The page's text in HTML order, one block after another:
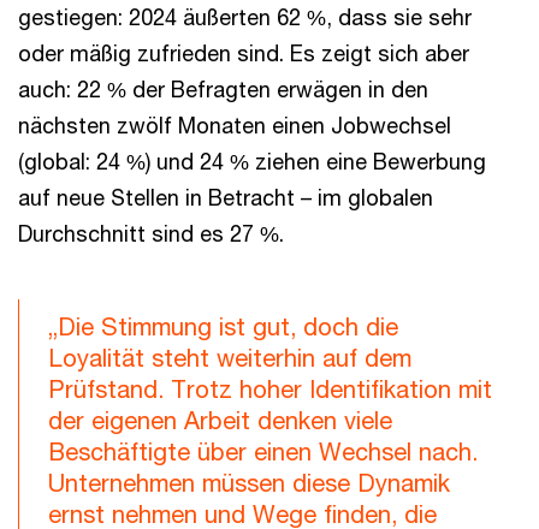
gestiegen: 2024 äußerten 62 %, dass sie sehr
oder mäßig zufrieden sind. Es zeigt sich aber
auch: 22 % der Befragten erwägen in den
nächsten zwölf Monaten einen Jobwechsel
(global: 24 %) und 24 % ziehen eine Bewerbung
auf neue Stellen in Betracht – im globalen
Durchschnitt sind es 27 %.
„Die Stimmung ist gut, doch die
Loyalität steht weiterhin auf dem
Prüfstand. Trotz hoher Identifikation mit
der eigenen Arbeit denken viele
Beschäftigte über einen Wechsel nach.
Unternehmen müssen diese Dynamik
ernst nehmen und Wege finden, die